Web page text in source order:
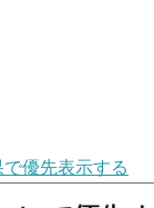
優先表示する